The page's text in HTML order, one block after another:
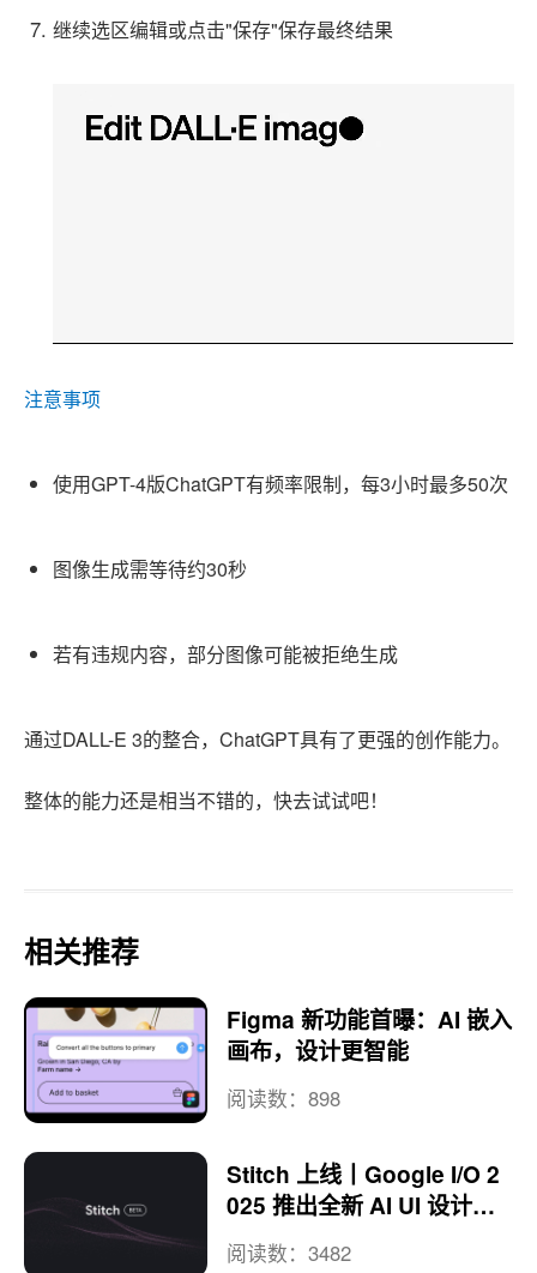
继续选区编辑或点击"保存"保存最终结果
注意事项
使用GPT-4版ChatGPT有频率限制，每3小时最多50次
图像生成需等待约30秒
若有违规内容，部分图像可能被拒绝生成
通过DALL-E 3的整合，ChatGPT具有了更强的创作能力。
整体的能力还是相当不错的，快去试试吧！
相关推荐
Figma 新功能首曝：AI 嵌入
画布，设计更智能
阅读数：898
Stitch 上线丨Google I/O 2
025 推出全新 AI UI 设计平
台
阅读数：3482